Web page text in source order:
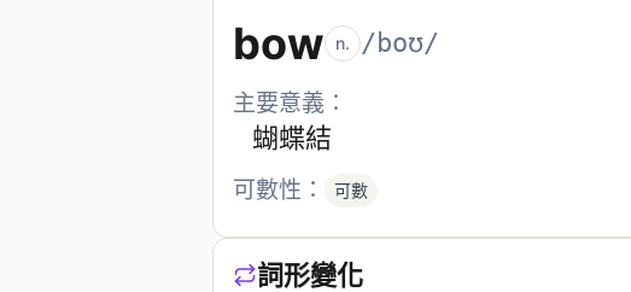
bow n. /boʊ/
主要意義：
蝴蝶結
可數性： 可數
詞形變化